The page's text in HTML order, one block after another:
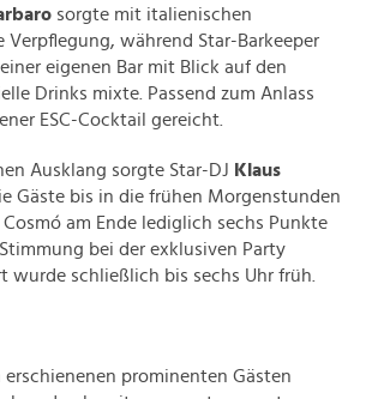
sorgte mit italienischen
Verpflegung, während Star-Barkeeper
eigenen Bar mit Blick auf den
Drinks mixte. Passend zum Anlass
ESC-Cocktail gereicht.
Ausklang sorgte Star-DJ Klaus
Gäste bis in die frühen Morgenstunden
am Ende lediglich sechs Punkte
bei der exklusiven Party
wurde schließlich bis sechs Uhr früh.
erschienenen prominenten Gästen